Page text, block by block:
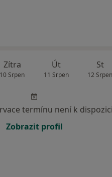
Zítra
10 Srpen
Út
11 Srpen
St
12 Srpen
termínu není k dispozici
Zobrazit profil